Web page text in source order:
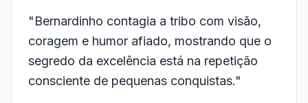
"Bernardinho contagia a tribo com visão,
coragem e humor afiado, mostrando que o
segredo da excelência está na repetição
consciente de pequenas conquistas."